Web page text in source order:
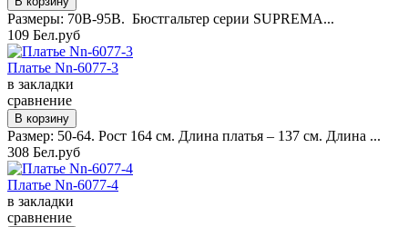
Размеры: 70B-95B. Бюстгальтер серии SUPREMA...
109 Бел.руб
Платье Nn-6077-3
в закладки
сравнение
Размер: 50-64. Рост 164 см. Длина платья – 137 см. Длина ...
308 Бел.руб
Платье Nn-6077-4
в закладки
сравнение